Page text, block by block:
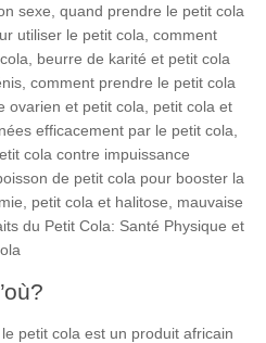
sexe, quand prendre le petit cola
utiliser le petit cola, comment
beurre de karité et petit cola
comment prendre le petit cola
ovarien et petit cola, petit cola et
efficacement par le petit cola,
cola contre impuissance
de petit cola pour booster la
petit cola et halitose, mauvaise
du Petit Cola: Santé Physique et
petit cola est un produit africain